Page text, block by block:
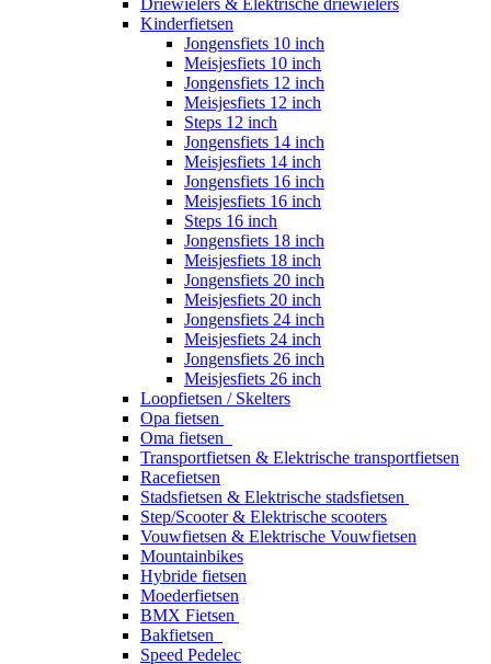
Driewielers & Elektrische driewielers
Kinderfietsen
Jongensfiets 10 inch
Meisjesfiets 10 inch
Jongensfiets 12 inch
Meisjesfiets 12 inch
Steps 12 inch
Jongensfiets 14 inch
Meisjesfiets 14 inch
Jongensfiets 16 inch
Meisjesfiets 16 inch
Steps 16 inch
Jongensfiets 18 inch
Meisjesfiets 18 inch
Jongensfiets 20 inch
Meisjesfiets 20 inch
Jongensfiets 24 inch
Meisjesfiets 24 inch
Jongensfiets 26 inch
Meisjesfiets 26 inch
Loopfietsen / Skelters
Opa fietsen
Oma fietsen
Transportfietsen & Elektrische transportfietsen
Racefietsen
Stadsfietsen & Elektrische stadsfietsen
Step/Scooter & Elektrische scooters
Vouwfietsen & Elektrische Vouwfietsen
Mountainbikes
Hybride fietsen
Moederfietsen
BMX Fietsen
Bakfietsen
Speed Pedelec